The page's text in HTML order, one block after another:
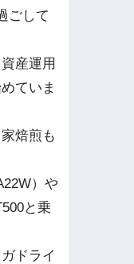
ごして
産運用
ていま
焙煎も
）や
と乗
ドライ